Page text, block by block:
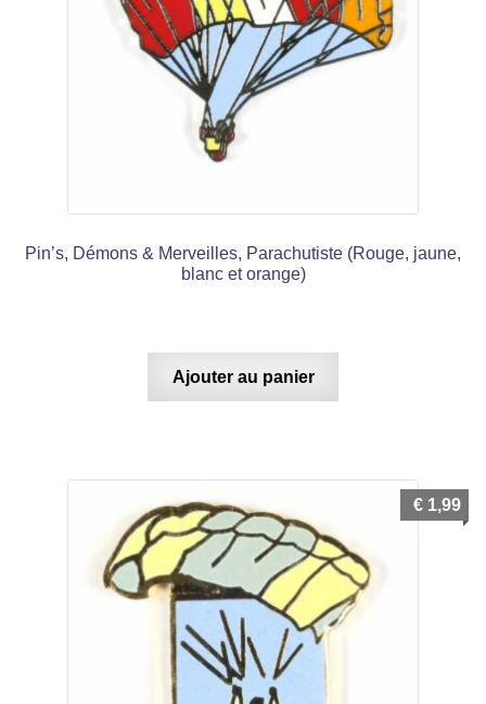
Pin’s, Démons & Merveilles, Parachutiste (Rouge, jaune,
blanc et orange)
Ajouter au panier
€ 1,99